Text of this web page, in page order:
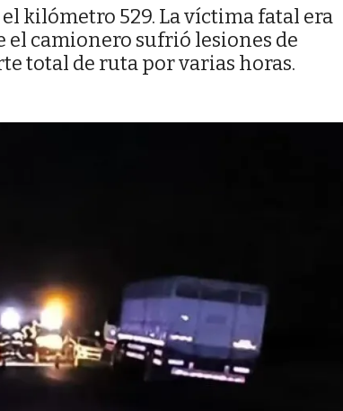
kilómetro 529. La víctima fatal era
camionero sufrió lesiones de
total de ruta por varias horas.